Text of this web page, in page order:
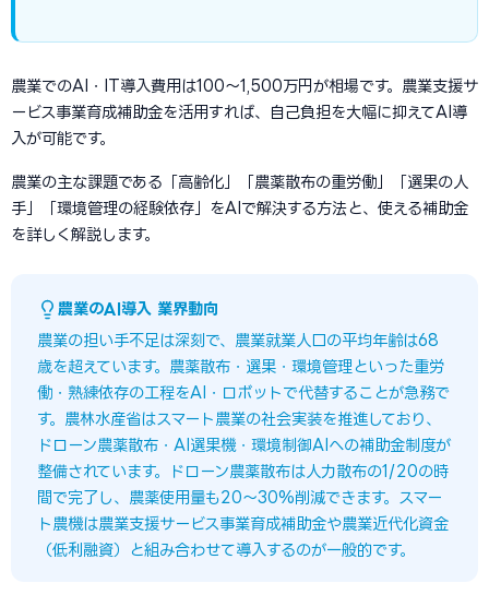
農業でのAI・IT導入費用は100〜1,500万円が相場です。農業支援サ
ービス事業育成補助金を活用すれば、自己負担を大幅に抑えてAI導
入が可能です。
農業の主な課題である「高齢化」「農薬散布の重労働」「選果の人
手」「環境管理の経験依存」をAIで解決する方法と、使える補助金
を詳しく解説します。
農業のAI導入 業界動向
農業の担い手不足は深刻で、農業就業人口の平均年齢は68
歳を超えています。農薬散布・選果・環境管理といった重労
働・熟練依存の工程をAI・ロボットで代替することが急務で
す。農林水産省はスマート農業の社会実装を推進しており、
ドローン農薬散布・AI選果機・環境制御AIへの補助金制度が
整備されています。ドローン農薬散布は人力散布の1/20の時
間で完了し、農薬使用量も20〜30%削減できます。スマー
ト農機は農業支援サービス事業育成補助金や農業近代化資金
（低利融資）と組み合わせて導入するのが一般的です。